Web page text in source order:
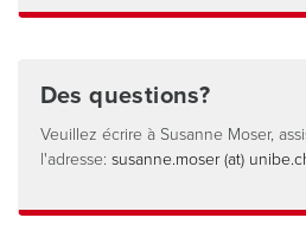
Des questions?
Veuillez écrire à Susanne Moser,
l'adresse: susanne.moser (at)